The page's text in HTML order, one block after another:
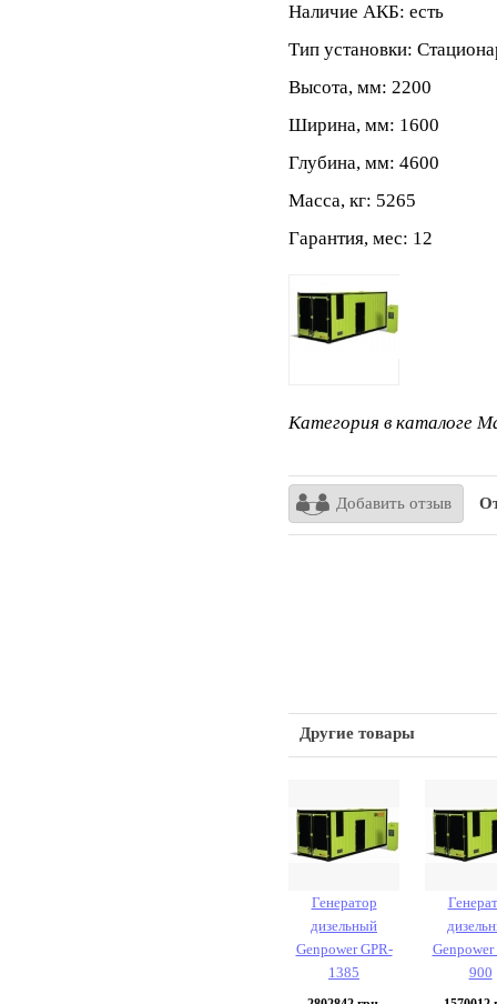
Наличие АКБ: есть
Тип установки:
Высота, мм: 2200
Ширина, мм: 1600
Глубина, мм: 4600
Масса, кг: 5265
Гарантия, мес: 12
Категория в каталоге
Добавить отзыв
Другие товары
Генератор
дизельный
Genpower GPR-
1385
Genpower
900